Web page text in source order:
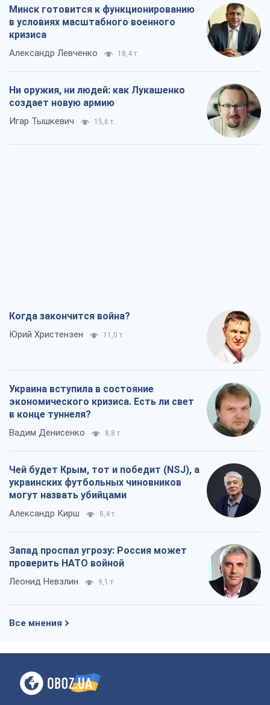
Минск готовится к функционированию
в условиях масштабного военного
кризиса
Александр Левченко 18,4 т.
Ни оружия, ни людей: как Лукашенко
создает новую армию
Игар Тышкевич 15,6 т.
Когда закончится война?
Юрий Христензен 11,0 т.
Украина вступила в состояние
экономического кризиса. Есть ли свет
в конце туннеля?
Вадим Денисенко 8,8 т.
Чей будет Крым, тот и победит (NSJ), а
украинских футбольных чиновников
могут назвать убийцами
Александр Кирш 8,4 т.
Запад проспал угрозу: Россия может
проверить НАТО войной
Леонид Невзлин 9,1 т.
Все мнения